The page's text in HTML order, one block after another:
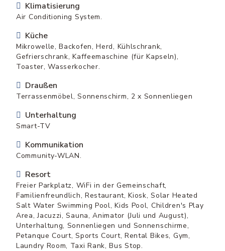
Klimatisierung
Air Conditioning System.
Küche
Mikrowelle, Backofen, Herd, Kühlschrank,
Gefrierschrank, Kaffeemaschine (für Kapseln),
Toaster, Wasserkocher.
Draußen
Terrassenmöbel, Sonnenschirm, 2 x Sonnenliegen
Unterhaltung
Smart-TV
Kommunikation
Community-WLAN.
Resort
Freier Parkplatz, WiFi in der Gemeinschaft,
Familienfreundlich, Restaurant, Kiosk, Solar Heated
Salt Water Swimming Pool, Kids Pool, Children's Play
Area, Jacuzzi, Sauna, Animator (Juli und August),
Unterhaltung, Sonnenliegen und Sonnenschirme,
Petanque Court, Sports Court, Rental Bikes, Gym,
Laundry Room, Taxi Rank, Bus Stop.